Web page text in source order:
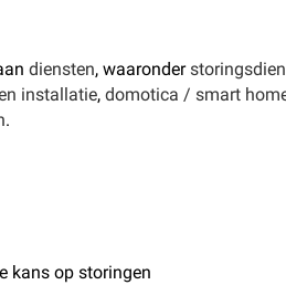
diensten, waaronder
installatie, domotica / smart
.
kans op storingen